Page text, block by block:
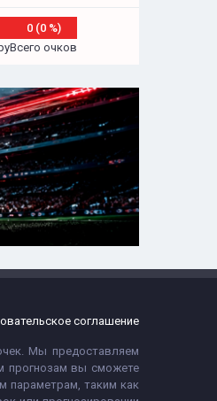
0 (0 %)
Всего очков
соглашение
Мы предоставляем
прогнозам вы сможете
параметрам, таким как